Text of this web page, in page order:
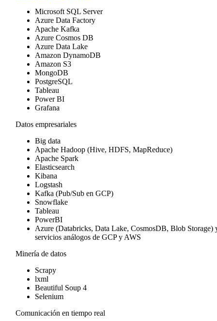
Microsoft SQL Server
Azure Data Factory
Apache Kafka
Azure Cosmos DB
Azure Data Lake
Amazon DynamoDB
Amazon S3
MongoDB
PostgreSQL
Tableau
Power BI
Grafana
Datos empresariales
Big data
Apache Hadoop (Hive, HDFS, MapReduce)
Apache Spark
Elasticsearch
Kibana
Logstash
Kafka (Pub/Sub en GCP)
Snowflake
Tableau
PowerBI
Azure (Databricks, Data Lake, CosmosDB, Blob Storage)
servicios análogos de GCP y AWS
Minería de datos
Scrapy
lxml
Beautiful Soup 4
Selenium
Comunicación en tiempo real